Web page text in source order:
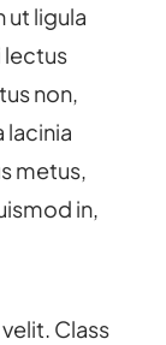
ut ligula
lectus
non,
lacinia
metus,
in,
Class